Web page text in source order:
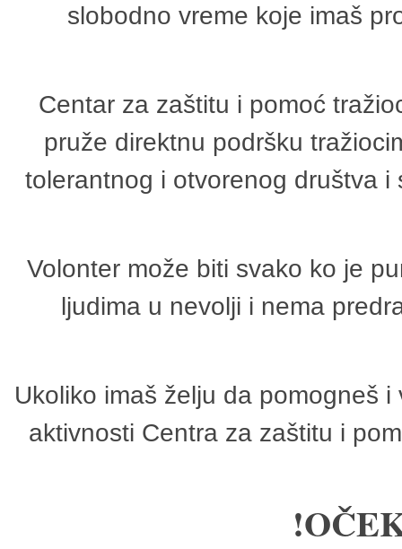
slobodno vreme koje imaš
Centar za zaštitu i pomoć
pruže direktnu podršku
tolerantnog i otvorenog društva
Volonter može biti svako ko je
ljudima u nevolji i nema
Ukoliko imaš želju da pomogneš
aktivnosti Centra za zaštitu i